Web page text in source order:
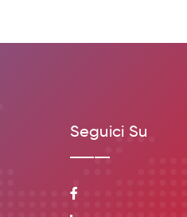
Seguici Su